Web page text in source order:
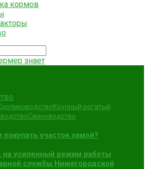
кормов
знает
Крупный рогатый
Свиноводство
покупать участок зимой?
на усиленный режим работы
службы Нижегородской